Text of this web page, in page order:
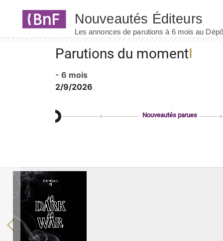
Parutions du moment
- 6 mois
2/9/2026
Nouveautés parues
Previous